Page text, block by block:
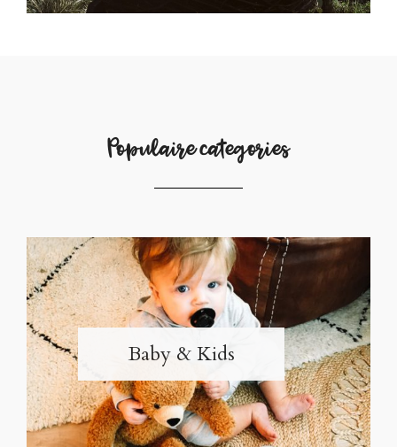
Populaire categories
Baby & Kids